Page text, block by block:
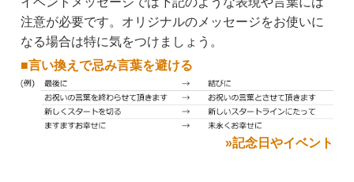
注意が必要です。オリジナルのメッセージをお使いに
なる場合は特に気をつけましょう。
■言い換えで忌み言葉を避ける
»記念日やイベント